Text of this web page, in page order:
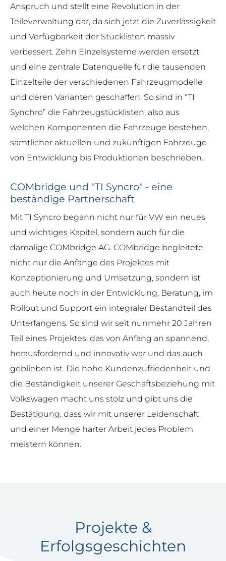
Anspruch und stellt eine Revolution in der
Teileverwaltung dar, da sich jetzt die Zuverlässigkeit
und Verfügbarkeit der Stücklisten massiv
verbessert. Zehn Einzelsysteme werden ersetzt
und eine zentrale Datenquelle für die tausenden
Einzelteile der verschiedenen Fahrzeugmodelle
und deren Varianten geschaffen. So sind in “TI
Synchro” die Fahrzeugstücklisten, also aus
welchen Komponenten die Fahrzeuge bestehen,
sämtlicher aktuellen und zukünftigen Fahrzeuge
von Entwicklung bis Produktionen beschrieben.
COMbridge und "TI Syncro" - eine
beständige Partnerschaft
Mit TI Syncro begann nicht nur für VW ein neues
und wichtiges Kapitel, sondern auch für die
damalige COMbridge AG. COMbridge begleitete
nicht nur die Anfänge des Projektes mit
Konzeptionierung und Umsetzung, sondern ist
auch heute noch in der Entwicklung, Beratung, im
Rollout und Support ein integraler Bestandteil des
Unterfangens. So sind wir seit nunmehr 20 Jahren
Teil eines Projektes, das von Anfang an spannend,
herausfordernd und innovativ war und das auch
geblieben ist. Die hohe Kundenzufriedenheit und
die Beständigkeit unserer Geschäftsbeziehung mit
Volkswagen macht uns stolz und gibt uns die
Bestätigung, dass wir mit unserer Leidenschaft
und einer Menge harter Arbeit jedes Problem
meistern können.
Projekte &
Erfolgsgeschichten